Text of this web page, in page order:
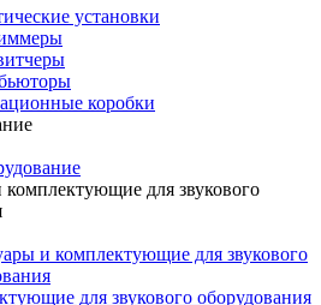
установки
коробки
комплектующие для звукового
и комплектующие для звукового
для звукового оборудования